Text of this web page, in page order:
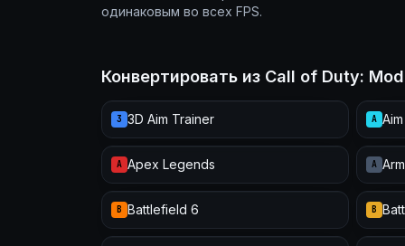
одинаковым во всех FPS.
Конвертировать из Call of Duty:
3 3D Aim Trainer A
A Apex Legends A
B Battlefield 6 B